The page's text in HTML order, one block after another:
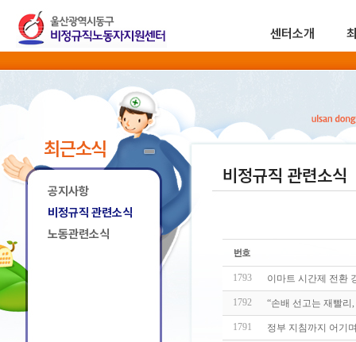
센터소개
최근소식
공지사항
비정규직 관련소식
노동관련소식
비정규직 관련소식
1793 이마트 시간제 전환
1792 “손배 선고는 재빨
1791 정부 지침까지 어기